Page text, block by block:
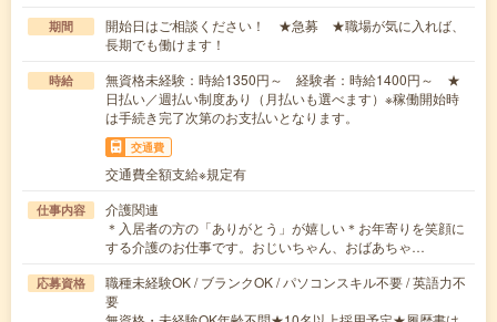
期間
開始日はご相談ください！ ★急募 ★職場が気に入れば、
長期でも働けます！
時給
無資格未経験：時給1350円～ 経験者：時給1400円～ ★
日払い／週払い制度あり（月払いも選べます）※稼働開始時
は手続き完了次第のお支払いとなります。
交通費
交通費全額支給※規定有
仕事内容
介護関連
＊入居者の方の「ありがとう」が嬉しい＊お年寄りを笑顔に
する介護のお仕事です。おじいちゃん、おばあちゃ…
応募資格
職種未経験OK / ブランクOK / パソコンスキル不要 / 英語力不
要